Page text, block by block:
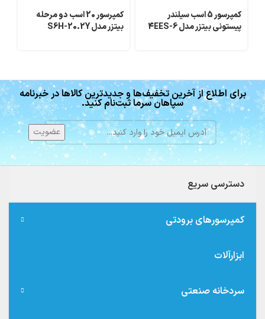
کمپرسور 5 اسب سیلندر
پیستونی بیتزر مدل 4EES-6
کمپرسور 20 اسب دو مرحله
بیتزر مدل S6H-20.2Y
برای اطلاع از آخرین تخفیف‌ها و جدیدترین کالاها در خبرنامه
سپاهان سرما ثبت‌نام کنید.
دسترسی سریع
کمپرسورهای برودتی
ابزارآلات
سردخانه صنعتی